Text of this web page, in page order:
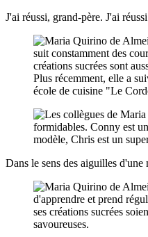
J'ai réussi, grand-père. J'ai
Dans le sens des aiguilles d'une